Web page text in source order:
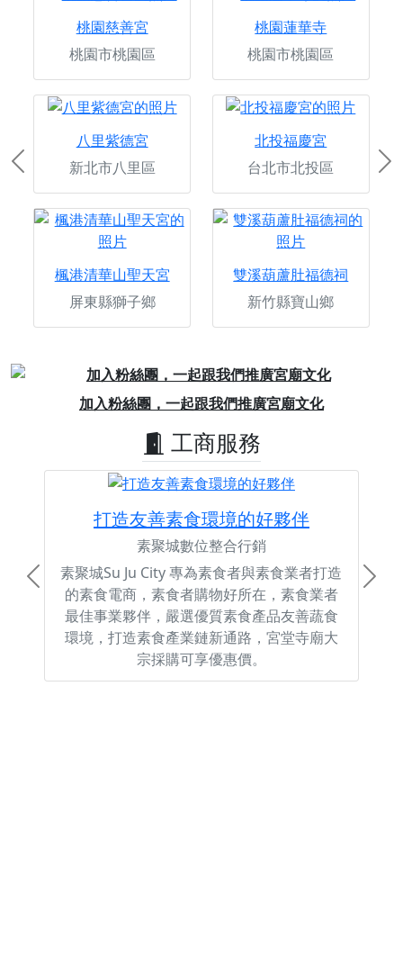
桃園慈善宮
桃園市桃園區
桃園蓮華寺
桃園市桃園區
八里紫德宮
新北市八里區
北投福慶宮
台北市北投區
楓港清華山聖天宮
屏東縣獅子鄉
雙溪葫蘆肚福德祠
新竹縣寶山鄉
Previous
加入粉絲團，一起跟我們推廣宮廟文化
Previous
工商服務
打造友善素食環境的好夥伴
素聚城數位整合行銷
素聚城Su Ju City 專為素食者與素食業者打造
的素食電商，素食者購物好所在，素食業者
最佳事業夥伴，嚴選優質素食產品友善蔬食
環境，打造素食產業鏈新通路，宮堂寺廟大
宗採購可享優惠價。
Previous Next